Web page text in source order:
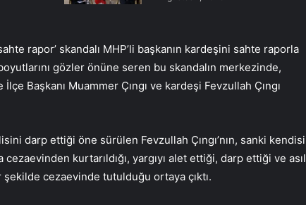
rapor’ skandalı MHP’li başkanın kardeşini sahte raporla
gözler önüne seren bu skandalın merkezinde,
Başkanı Muammer Çıngı ve kardeşi Fevzullah Çıngı
darp ettiği öne sürülen Fevzullah Çıngı’nın, sanki kendisi
kurtarıldığı, yargıyı alet ettiği, darp ettiği ve asıl
cezaevinde tutulduğu ortaya çıktı.